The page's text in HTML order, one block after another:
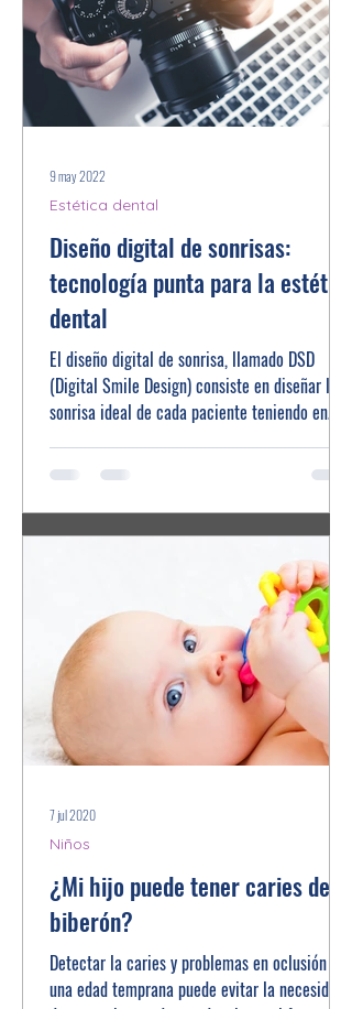
Diseño digital de sonrisas:
tecnología punta para la estética
dental
El diseño digital de sonrisa, llamado DSD
(Digital Smile Design) consiste en diseñar la
sonrisa ideal de cada paciente teniendo en
Estética dental
9 may 2022
¿Mi hijo puede tener caries del
biberón?
Detectar la caries y problemas en oclusión en
una edad temprana puede evitar la necesidad
Niños
7 jul 2020